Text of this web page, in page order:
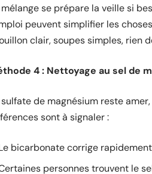
mélange se prépare la veille si
peuvent simplifier les
clair, soupes simples, rien
4 : Nettoyage au sel de
sulfate de magnésium reste
sont à signaler :
bicarbonate corrige
personnes trouvent le